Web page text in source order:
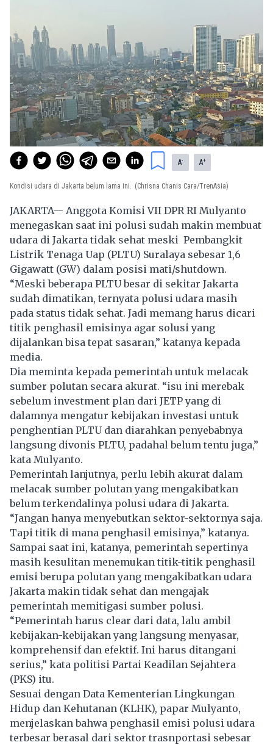
A- A+
Kondisi udara di Jakarta belum lama ini. (Chrisna Chanis Cara/TrenAsia)
JAKARTA— Anggota Komisi VII DPR RI Mulyanto
menegaskan saat ini polusi sudah makin membuat
udara di Jakarta tidak sehat meski Pembangkit
Listrik Tenaga Uap (PLTU) Suralaya sebesar 1,6
Gigawatt (GW) dalam posisi mati/shutdown.
“Meski beberapa PLTU besar di sekitar Jakarta
sudah dimatikan, ternyata polusi udara masih
pada status tidak sehat. Jadi memang harus dicari
titik penghasil emisinya agar solusi yang
dijalankan bisa tepat sasaran,” katanya kepada
media.
Dia meminta kepada pemerintah untuk melacak
sumber polutan secara akurat. “isu ini merebak
sebelum investment plan dari JETP yang di
dalamnya mengatur kebijakan investasi untuk
penghentian PLTU dan diarahkan penyebabnya
langsung divonis PLTU, padahal belum tentu juga,”
kata Mulyanto.
Pemerintah lanjutnya, perlu lebih akurat dalam
melacak sumber polutan yang mengakibatkan
belum terkendalinya polusi udara di Jakarta.
“Jangan hanya menyebutkan sektor-sektornya saja.
Tapi titik di mana penghasil emisinya,” katanya.
Sampai saat ini, katanya, pemerintah sepertinya
masih kesulitan menemukan titik-titik penghasil
emisi berupa polutan yang mengakibatkan udara
Jakarta makin tidak sehat dan mengajak
pemerintah memitigasi sumber polusi.
“Pemerintah harus clear dari data, lalu ambil
kebijakan-kebijakan yang langsung menyasar,
komprehensif dan efektif. Ini harus ditangani
serius,” kata politisi Partai Keadilan Sejahtera
(PKS) itu.
Sesuai dengan Data Kementerian Lingkungan
Hidup dan Kehutanan (KLHK), papar Mulyanto,
menjelaskan bahwa penghasil emisi polusi udara
terbesar berasal dari sektor trasnportasi sebesar